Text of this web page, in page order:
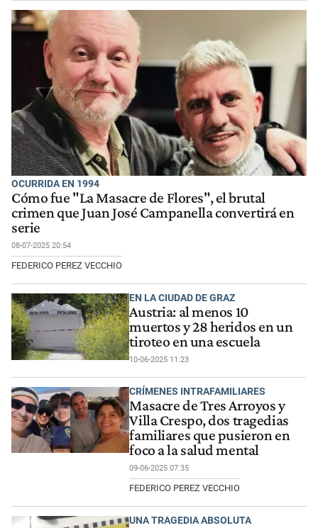
OCURRIDA EN 1994
Cómo fue "La Masacre de Flores", el brutal
crimen que Juan José Campanella convertirá en
serie
08-07-2025 20:54
FEDERICO PEREZ VECCHIO
EN LA CIUDAD DE GRAZ
Austria: al menos 10
muertos y 28 heridos en un
tiroteo en una escuela
10-06-2025 11:23
CRÍMENES INTRAFAMILIARES
Masacre de Tres Arroyos y
Villa Crespo, dos tragedias
familiares que pusieron en
foco a la salud mental
09-06-2025 07:35
FEDERICO PEREZ VECCHIO
UNA TRAGEDIA ABSOLUTA